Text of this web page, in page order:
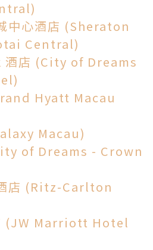
中心酒店 (Sheraton
Central)
酒店 (City of Dreams
Hyatt Macau
Macau)
of Dreams - Crown
店 (Ritz-Carlton
(JW Marriott Hotel